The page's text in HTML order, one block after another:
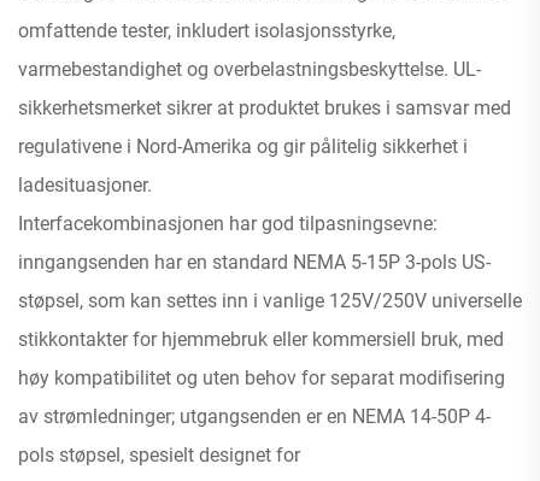
omfattende tester, inkludert isolasjonsstyrke,
varmebestandighet og overbelastningsbeskyttelse. UL-
sikkerhetsmerket sikrer at produktet brukes i samsvar med
regulativene i Nord-Amerika og gir pålitelig sikkerhet i
ladesituasjoner.
Interfacekombinasjonen har god tilpasningsevne:
inngangsenden har en standard NEMA 5-15P 3-pols US-
støpsel, som kan settes inn i vanlige 125V/250V universelle
stikkontakter for hjemmebruk eller kommersiell bruk, med
høy kompatibilitet og uten behov for separat modifisering
av strømledninger; utgangsenden er en NEMA 14-50P 4-
pols støpsel, spesielt designet for